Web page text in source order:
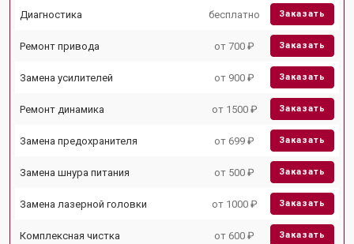
Диагностика бесплатно Заказать
Ремонт привода от 700 ₽ Заказать
Замена усилителей от 900 ₽ Заказать
Ремонт динамика от 1500 ₽ Заказать
Замена предохранителя от 699 ₽ Заказать
Замена шнура питания от 500 ₽ Заказать
Замена лазерной головки от 1000 ₽ Заказать
Комплексная чистка от 600 ₽ Заказать